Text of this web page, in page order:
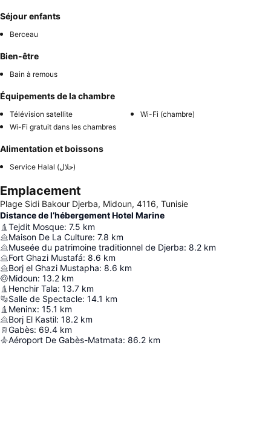
Séjour enfants
Berceau
Bien-être
Bain à remous
Équipements de la chambre
Télévision satellite
Wi-Fi (chambre)
Wi-Fi gratuit dans les chambres
Alimentation et boissons
Service Halal (حلال)
Emplacement
Plage Sidi Bakour Djerba, Midoun, 4116, Tunisie
Distance de l’hébergement Hotel Marine
Tejdit Mosque: 7.5 km
Maison De La Culture: 7.8 km
Museée du patrimoine traditionnel de Djerba: 8.2 km
Fort Ghazi Mustafá: 8.6 km
Borj el Ghazi Mustapha: 8.6 km
Midoun: 13.2 km
Henchir Tala: 13.7 km
Salle de Spectacle: 14.1 km
Meninx: 15.1 km
Borj El Kastil: 18.2 km
Gabès: 69.4 km
Aéroport De Gabès-Matmata: 86.2 km